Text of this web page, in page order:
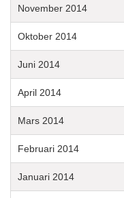
November 2014
Oktober 2014
Juni 2014
April 2014
Mars 2014
Februari 2014
Januari 2014